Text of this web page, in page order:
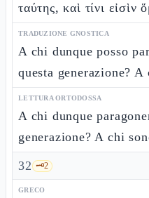
ταύτης, καὶ τίνι εἰσὶν
TRADUZIONE GNOSTICA
A chi dunque posso
questa generazione?
LETTURA ORTODOSSA
A chi dunque
generazione? A chi
32 🗝️2
GRECO